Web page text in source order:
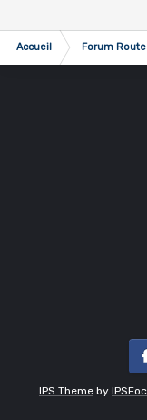
Accueil Forum Route
IPS Theme by